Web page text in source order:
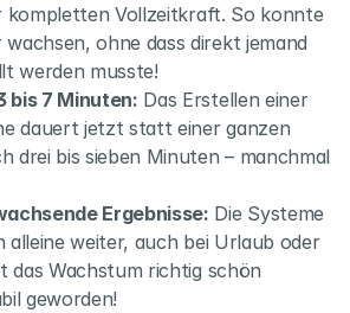
kompletten Vollzeitkraft. So konnte
wachsen, ohne dass direkt jemand
werden musste!
bis 7 Minuten: Das Erstellen einer
dauert jetzt statt einer ganzen
drei bis sieben Minuten – manchmal
Ergebnisse: Die Systeme
alleine weiter, auch bei Urlaub oder
das Wachstum richtig schön
geworden!